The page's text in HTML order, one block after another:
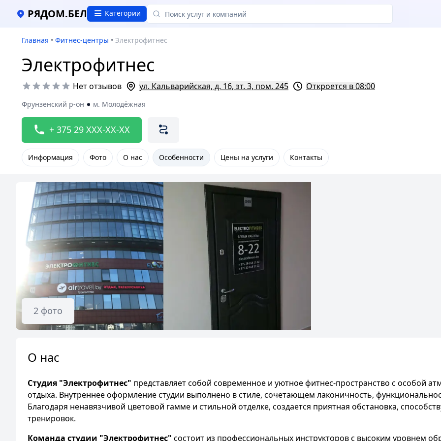
РЯДОМ.БЕЛ Категории
Главная • Фитнес-центры • Электрофитнес
Электрофитнес
Нет отзывов ул. Кальварийская, д. 16, эт. 3, пом. 245 Откроется в 08:00
Фрунзенский р-он м. Молодёжная
+ 375 29 XXX-XX-XX
Информация Фото О нас Особенности Цены на услуги Контакты
2 фото
О нас
Студия "Электрофитнес" представляет собой современное и уютное фитнес-пространство с особой
отдыха. Внутреннее оформление студии выполнено в стиле, сочетающем лаконичность,
Благодаря ненавязчивой цветовой гамме и стильной отделке, создается приятная обстановка,
тренировок.
Команда студии "Электрофитнес" состоит из профессиональных инструкторов с высоким уровнем